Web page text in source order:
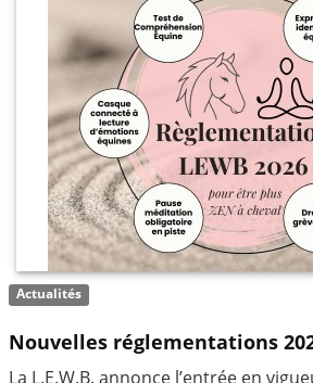
Actualités
Nouvelles réglementations
La L.E.W.B. annonce l’entrée en